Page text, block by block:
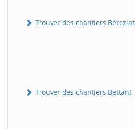
Trouver des chantiers Béréziat
Trouver des chantiers Bettant